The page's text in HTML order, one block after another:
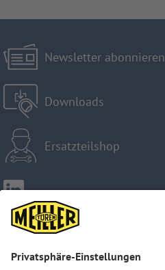
Newsletter abonnieren
Downloads
Ersatzteilshop
Impressum